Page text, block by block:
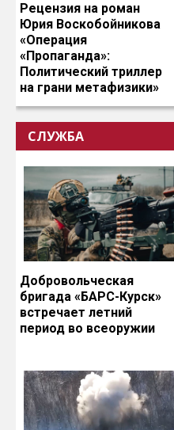
Рецензия на роман
Юрия Воскобойникова
«Операция
«Пропаганда»:
Политический триллер
на грани метафизики»
СЛУЖБА
Добровольческая
бригада «БАРС-Курск»
встречает летний
период во всеоружии